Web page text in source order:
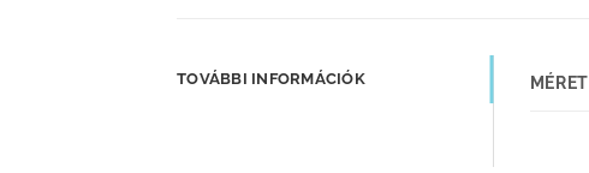
TOVÁBBI INFORMÁCIÓK MÉRET